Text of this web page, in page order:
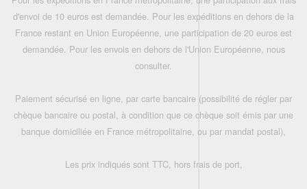
d'envoi de 10 euros est demandée. Pour les expéditions en dehors de la
France restant en Union Européenne, une participation de 20 euros est
demandée. Pour les envois en dehors de l'Union Européenne, nous
consulter.
Paiement sécurisé en ligne, par carte bancaire (possibilité de régler par
chèque bancaire ou postal, à condition que ce chèque soit émis par une
banque domiciliée en France métropolitaine, ou par mandat postal),
Les prix indiqués sont TTC, hors frais de port,